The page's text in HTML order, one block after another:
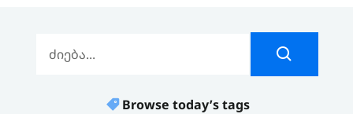
Browse today’s tags